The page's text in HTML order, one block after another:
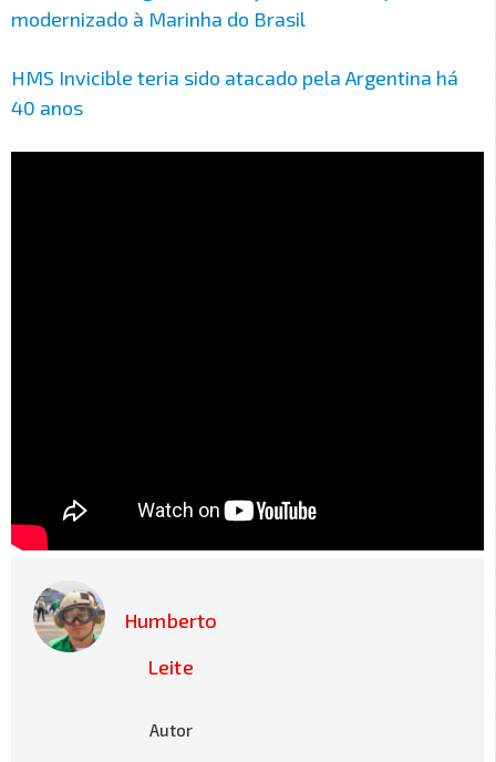
modernizado à Marinha do Brasil
HMS Invicible teria sido atacado pela Argentina há
40 anos
Humberto
Leite
Autor